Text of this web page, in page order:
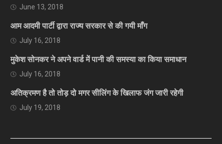
June 13, 2018
आम आदमी पार्टी द्वारा राज्य सरकार से की गयी माँग
July 16, 2018
मुकेश सोनकर ने अपने वार्ड में पानी की समस्या का किया समाधान
July 16, 2018
अतिक्रमण है तो तोड़ दो मगर सीलिंग के खिलाफ जंग जारी रहेगी
July 19, 2018